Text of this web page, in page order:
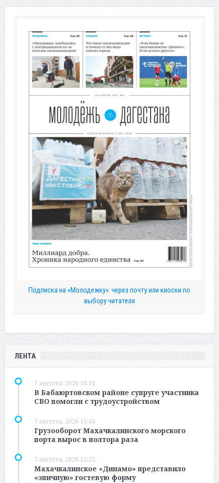
Подписка на «Молодежку»: через почту или киоски по
выбору читателя
ЛЕНТА
7 августа, 2026 16:32
В Бабаюртовском районе супруге участника
СВО помогли с трудоустройством
7 августа, 2026 15:43
Грузооборот Махачкалинского морского
порта вырос в полтора раза
7 августа, 2026 15:23
Махачкалинское «Динамо» представило
«эпичную» гостевую форму